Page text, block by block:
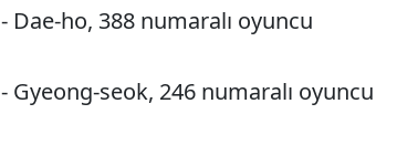
- Dae-ho, 388 numaralı oyuncu
- Gyeong-seok, 246 numaralı oyuncu